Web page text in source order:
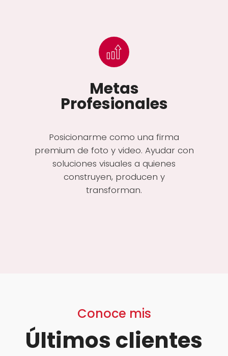
Metas
Profesionales
Posicionarme como una firma
premium de foto y video. Ayudar con
soluciones visuales a quienes
construyen, producen y
transforman.
Conoce mis
Últimos clientes